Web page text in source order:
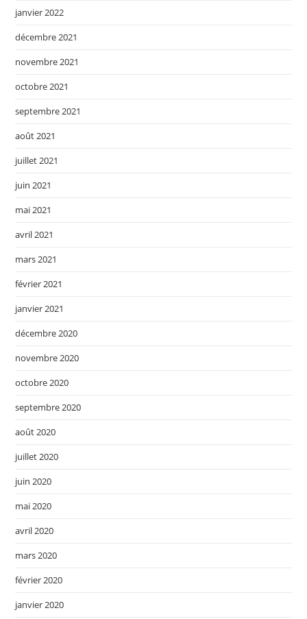
janvier 2022
décembre 2021
novembre 2021
octobre 2021
septembre 2021
août 2021
juillet 2021
juin 2021
mai 2021
avril 2021
mars 2021
février 2021
janvier 2021
décembre 2020
novembre 2020
octobre 2020
septembre 2020
août 2020
juillet 2020
juin 2020
mai 2020
avril 2020
mars 2020
février 2020
janvier 2020